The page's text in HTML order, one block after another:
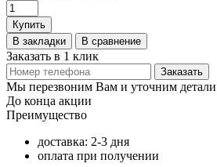
Купить
В закладки
В сравнение
Заказать в 1 клик
Заказать
Мы перезвоним Вам и уточним детали
До конца акции
Преимущество
доставка: 2-3 дня
оплата при получении